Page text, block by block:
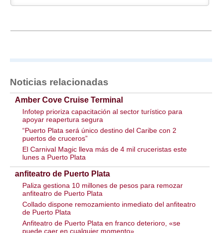
Noticias relacionadas
Amber Cove Cruise Terminal
Infotep prioriza capacitación al sector turístico para
apoyar reapertura segura
“Puerto Plata será único destino del Caribe con 2
puertos de cruceros”
El Carnival Magic lleva más de 4 mil cruceristas este
lunes a Puerto Plata
anfiteatro de Puerto Plata
Paliza gestiona 10 millones de pesos para remozar
anfiteatro de Puerto Plata
Collado dispone remozamiento inmediato del anfiteatro
de Puerto Plata
Anfiteatro de Puerto Plata en franco deterioro, «se
puede caer en cualquier momento»